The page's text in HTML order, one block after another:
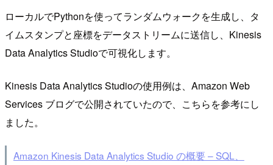
ローカルでPythonを使ってランダムウォークを生成し、タ
イムスタンプと座標をデータストリームに送信し、Kinesis
Data Analytics Studioで可視化します。
Kinesis Data Analytics Studioの使用例は、Amazon Web
Services ブログで公開されていたので、こちらを参考にし
ました。
Amazon Kinesis Data Analytics Studio の概要 – SQL、